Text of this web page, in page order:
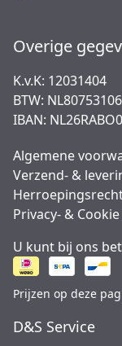
Overige
K.v.K: 12031404
BTW:
IBAN:
Algemene
Verzend- &
Privacy- &
U kunt bij ons
Prijzen op deze
D&S Service